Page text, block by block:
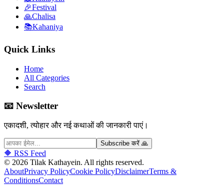
🎉Festival
🙏Chalisa
📚Kahaniya
Quick Links
Home
All Categories
Search
📧 Newsletter
एकादशी, त्योहार और नई कथाओं की जानकारी पाएं।
Subscribe करें 🙏
🔶 RSS Feed
© 2026 Tilak Kathayein. All rights reserved.
AboutPrivacy PolicyCookie PolicyDisclaimerTerms &
ConditionsContact